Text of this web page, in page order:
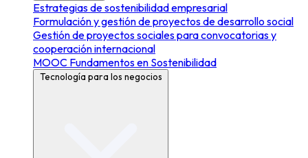
Estrategias de sostenibilidad empresarial
Formulación y gestión de proyectos de desarrollo social
Gestión de proyectos sociales para convocatorias y
cooperación internacional
MOOC Fundamentos en Sostenibilidad
Tecnología para los negocios